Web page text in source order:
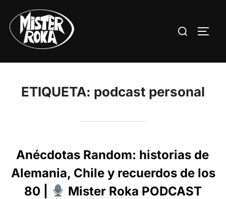
contenido
Buscar:
ETIQUETA: podcast personal
Anécdotas Random: historias de
Alemania, Chile y recuerdos de los
80 |
Mister Roka PODCAST